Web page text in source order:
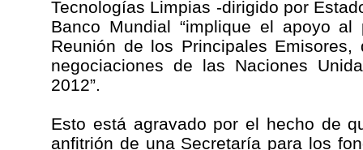
Tecnologías Limpias -dirigido por
Banco Mundial “implique el apoyo al
Reunión de los Principales
negociaciones de las Naciones
2012”.
Esto está agravado por el hecho de
anfitrión de una Secretaría para los